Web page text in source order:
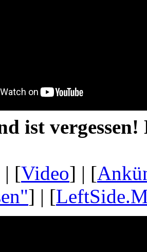
ist
| [Video] | [
] | [